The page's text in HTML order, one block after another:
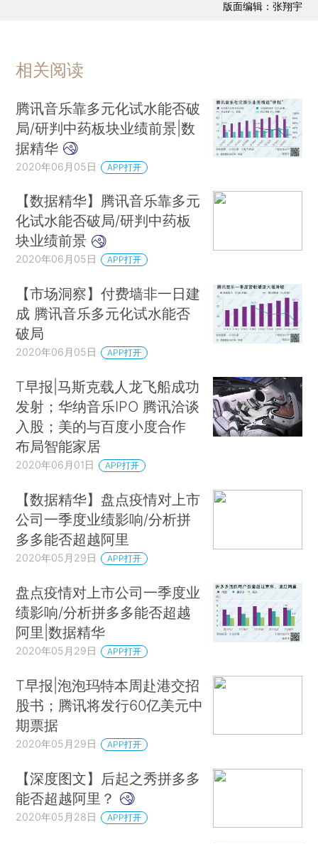
版面编辑：张翔宇
相关阅读
腾讯音乐靠多元化试水能否破
局/研判中药板块业绩前景|数
据精华
2020年06月05日 APP打开
【数据精华】腾讯音乐靠多元
化试水能否破局/研判中药板
块业绩前景
2020年06月05日 APP打开
【市场洞察】付费墙非一日建
成 腾讯音乐多元化试水能否
破局
2020年06月05日 APP打开
T早报|马斯克载人龙飞船成功
发射；华纳音乐IPO 腾讯洽谈
入股；美的与百度小度合作
布局智能家居
2020年06月01日 APP打开
【数据精华】盘点疫情对上市
公司一季度业绩影响/分析拼
多多能否超越阿里
2020年05月29日 APP打开
盘点疫情对上市公司一季度业
绩影响/分析拼多多能否超越
阿里|数据精华
2020年05月29日 APP打开
T早报|泡泡玛特本周赴港交招
股书；腾讯将发行60亿美元中
期票据
2020年05月29日 APP打开
【深度图文】后起之秀拼多多
能否超越阿里？
2020年05月28日 APP打开